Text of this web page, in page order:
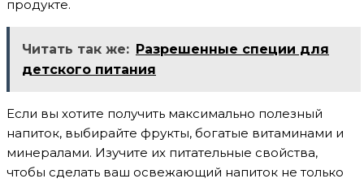
продукте.
Читать так же: Разрешенные специи для
детского питания
Если вы хотите получить максимально полезный
напиток, выбирайте фрукты, богатые витаминами и
минералами. Изучите их питательные свойства,
чтобы сделать ваш освежающий напиток не только